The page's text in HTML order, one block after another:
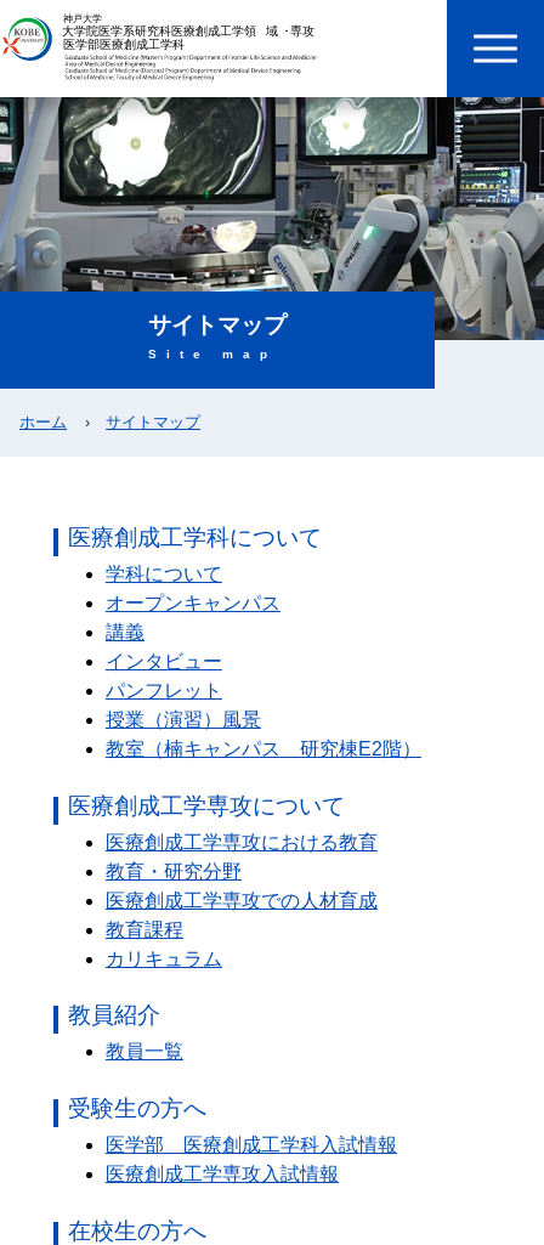
サイトマップ
Site map
ホーム サイトマップ
医療創成工学科について
学科について
オープンキャンパス
講義
インタビュー
パンフレット
授業（演習）風景
教室（楠キャンパス 研究棟E2階）
医療創成工学専攻について
医療創成工学専攻における教育
教育・研究分野
医療創成工学専攻での人材育成
教育課程
カリキュラム
教員紹介
教員一覧
受験生の方へ
医学部 医療創成工学科入試情報
医療創成工学専攻入試情報
在校生の方へ